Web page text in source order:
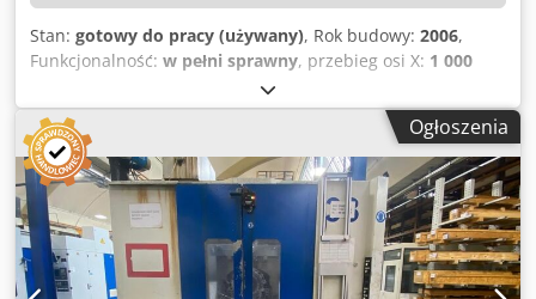
Stan: gotowy do pracy (używany), Rok budowy: 2006,
Funkcjonalność: w pełni sprawny, przebieg osi X: 1 000
1 200 mm, przesuw osi Z:
model sterownika:Siemens 840D, prędkość wrzeciona
(maks.):
, DANE TECHNICZNE Skok osi X:
1000 mm Skok osi Y: 1200 mm Skok osi Z: 1100 mm
Prędkość obrotowa wrzeciona: 8000 obr./min Wymiary
palety: 630 × 630 mm Stół obrotowy: 360 000 × 0,001°
Liczba miejsc na narzędzia: 400 Uchwyt narzędziowy: HSK
100 Liczba osi obróbkowych: 5 DANE MASZYNY Dsdpfx
Aozncndsafskr Sterowanie: Siemens 840D
Ogłoszenia